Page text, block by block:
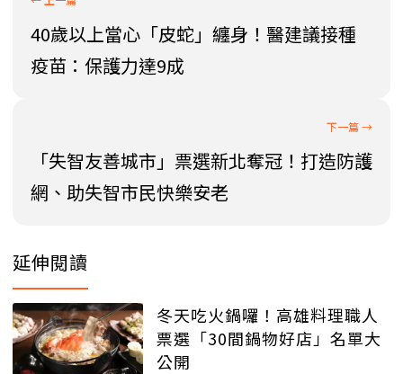
40歲以上當心「皮蛇」纏身！醫建議接種
疫苗：保護力達9成
「失智友善城市」票選新北奪冠！打造防護
網、助失智市民快樂安老
延伸閱讀
冬天吃火鍋囉！高雄料理職人
票選「30間鍋物好店」名單大
公開